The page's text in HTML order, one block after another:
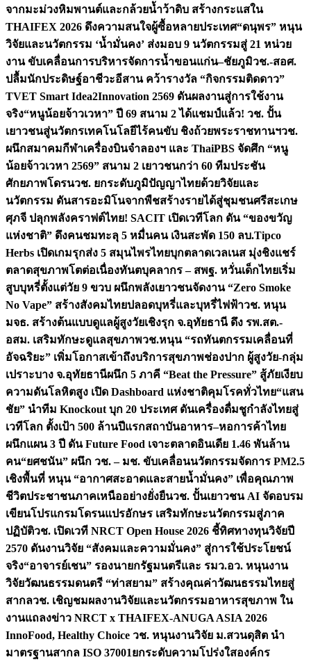
จากมะม่วงหิมพานต์และกล้วยน้ำว้าดิบ สร้างกระแสใน
THAIFEX 2026 ดึงความสนใจผู้ซื้อหลายประเทศ“ดนุพร” หนุน
วิจัยและนวัตกรรม ‘น้ำมั่นคง’ ส่งมอบ 9 นวัตกรรมสู่ 21 หน่วย
งาน ขับเคลื่อนการบริหารจัดการน้ำขอนแก่น–ชัยภูมิวช.-สอศ.
ปลื้มนักประดิษฐ์อาชีวะอีสาน คว้ารางวัล “กิจกรรมติดดาว”
TVET Smart Idea2Innovation 2569 ดันผลงานสู่การใช้งาน
จริง“หนูน้อยจ้าวเวหา” ปี 69 สนาม 2 ได้แชมป์แล้ว! วช. ปั้น
เยาวชนสู่นวัตกรเทคโนโลยีไร้คนขับ ชิงถ้วยพระราชทานฯวช.
ผนึกสมาคมกีฬาเครื่องบินจำลองฯ และ ThaiPBS จัดศึก “หนู
น้อยจ้าวเวหา 2569” สนาม 2 เยาวชนกว่า 60 ทีมประชัน
ศักยภาพโดรนวช. ยกระดับภูมิปัญญาไทยด้วยวิจัยและ
นวัตกรรม ดันสารอะมิโนจากพืชสร้างรายได้สู่ชุมชนศรีสะเกษ
ศุภจี ปลุกพลังคราฟต์ไทย! SACIT เปิดเวทีโลก ดัน “ของขวัญ
แห่งชาติ” ดึงคนชมทะลุ 5 หมื่นคน เงินสะพัด 150 ลบ.Tipco
Herbs เปิดเกมรุกส่ง 5 สมุนไพรไทยบุกตลาดเวลเนส มุ่งชิงแชร์
ตลาดสุขภาพโตต่อเนื่องทันตบุคลากร – สพฐ. หวั่นเด็กไทยเริ่ม
สูบบุหรี่ตั้งแต่วัย 9 ขวบ ผนึกพลังเยาวชนจัดงาน “Zero Smoke
No Vape” สร้างสังคมไทยปลอดบุหรี่และบุหรี่ไฟฟ้าวช. หนุน
มจธ. สร้างต้นแบบดูแลผู้สูงวัยเชิงรุก จ.อุทัยธานี ดึง รพ.สต.-
อสม. เสริมทักษะดูแลสุขภาพวช.หนุน “รถทันตกรรมเคลื่อนที่
อัจฉริยะ” เพิ่มโอกาสเข้าถึงบริการสุขภาพช่องปาก ผู้สูงวัย-กลุ่ม
เปราะบาง จ.อุทัยธานีผนึก 5 ภาคี “Beat the Pressure” สู้ภัยเงียบ
ความดันโลหิตสูง เปิด Dashboard แห่งชาติคุมโรคทั่วไทย“แสน
ชัย” นำทีม Knockout บุก 20 ประเทศ ดันเครื่องดื่มชูกำลังไทยสู่
เวทีโลก ตั้งเป้า 500 ล้านปีแรกสถาบันอาหาร–หอการค้าไทย
ผนึกแผน 3 ปี ดัน Future Food เจาะตลาดอินเดีย 1.46 พันล้าน
คน“ยศชนัน” ผนึก วช. – มช. ขับเคลื่อนนวัตกรรมจัดการ PM2.5
เชิงพื้นที่ หนุน “อากาศสะอาดและสายน้ำมั่นคง” เพื่อคุณภาพ
ชีวิตประชาชนภาคเหนืออย่างยั่งยืนวช. ปั้นเยาวชน AI จัดอบรม
เขียนโปรแกรมโดรนแปรอักษร เสริมทักษะนวัตกรรมสู่ภาค
ปฏิบัติวช. เปิดเวที NRCT Open House 2026 ชี้ทิศทางทุนวิจัยปี
2570 ดันงานวิจัย “สังคมและความมั่นคง” สู่การใช้ประโยชน์
จริง“อาจารย์เชน” รองนายกรัฐมนตรีและ รมว.อว. หนุนงาน
วิจัยวัฒนธรรมดนตรี “ท่าสยาม” สร้างคุณค่าวัฒนธรรมไทยสู่
สากลวช. เชิญชมผลงานวิจัยและนวัตกรรมอาหารสุขภาพ ใน
งานแถลงข่าว NRCT x THAIFEX-ANUGA ASIA 2026
InnoFood, Healthy Choice วช. หนุนงานวิจัย ม.สวนดุสิต นำ
มาตรฐานสากล ISO 37001ยกระดับความโปร่งใสองค์กร